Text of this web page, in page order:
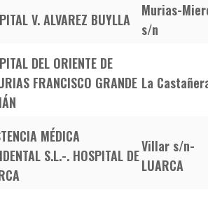
V. ALVAREZ BUYLLA
Murias-
s/n
DEL ORIENTE DE
FRANCISCO GRANDE La
MÉDICA
S.L.-. HOSPITAL DE
Villar s/n-
LUARCA